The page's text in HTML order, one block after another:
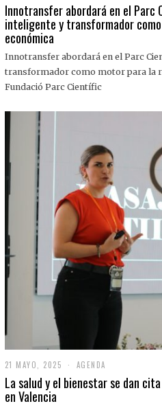
M
A
Y
,
0
2
Innotransfer abordará en el Parc
inteligente y transformador
económica
Innotransfer abordará en el Parc
transformador como motor para la
Fundació Parc Científic
21 MAYO, 2025
1
M
AGENDA
La salud y el bienestar se dan
en Valencia